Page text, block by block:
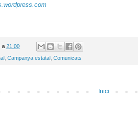
a 21:00
Campanya estatal Comunicats
Inici